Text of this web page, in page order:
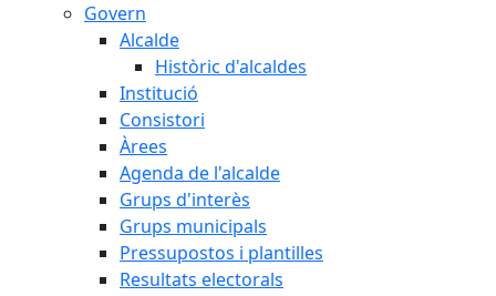
Govern
Alcalde
Històric d'alcaldes
Institució
Consistori
Àrees
Agenda de l'alcalde
Grups d'interès
Grups municipals
Pressupostos i plantilles
Resultats electorals